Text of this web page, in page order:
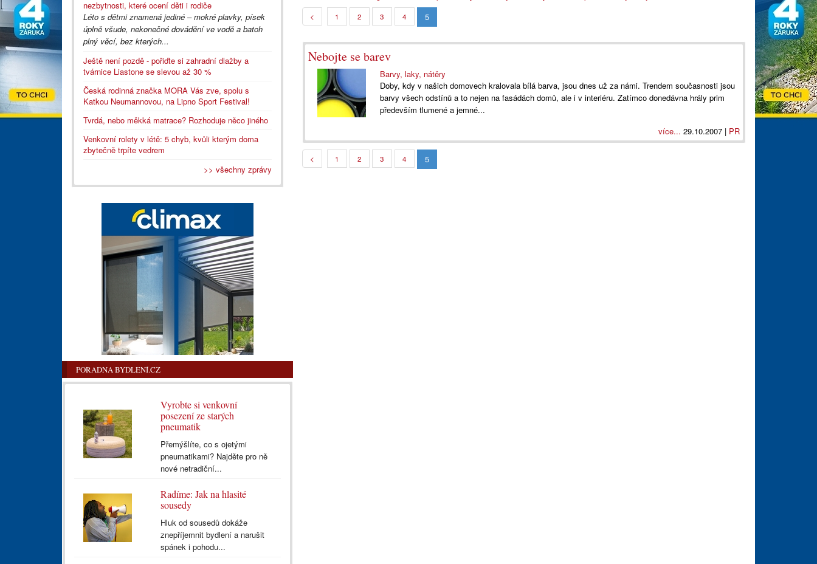
< 1 2 3 4 5
Nebojte se barev
Barvy, laky, nátěry
Doby, kdy v našich domovech kralovala bílá barva, jsou dnes už za námi. Trendem současnosti jsou
barvy všech odstínů a to nejen na fasádách domů, ale i v interiéru. Zatímco donedávna hrály prim
především tlumené a jemné...
více... 29.10.2007 | PR
< 1 2 3 4 5
nezbytnosti, které ocení děti i rodiče
Léto s dětmi znamená jediné – mokré plavky, písek
úplně všude, nekonečné dovádění ve vodě a batoh
plný věcí, bez kterých...
Ještě není pozdě - pořiďte si zahradní dlažby a
tvárnice Liastone se slevou až 30 %
Česká rodinná značka MORA Vás zve, spolu s
Katkou Neumannovou, na Lipno Sport Festival!
Tvrdá, nebo měkká matrace? Rozhoduje něco jiného
Venkovní rolety v létě: 5 chyb, kvůli kterým doma
zbytečně trpíte vedrem
>> všechny zprávy
PORADNA BYDLENÍ.CZ
Vyrobte si venkovní
posezení ze starých
pneumatik
Přemýšlíte, co s ojetými
pneumatikami? Najděte pro ně
nové netradiční...
Radíme: Jak na hlasité
sousedy
Hluk od sousedů dokáže
znepříjemnit bydlení a narušit
spánek i pohodu...